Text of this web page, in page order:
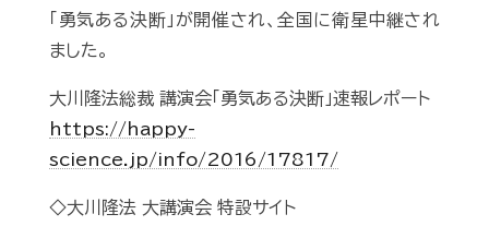
「勇気ある決断」が開催され、全国に衛星中継され
ました。
大川隆法総裁 講演会「勇気ある決断」速報レポート
https://happy-
science.jp/info/2016/17817/
◇大川隆法 大講演会 特設サイト